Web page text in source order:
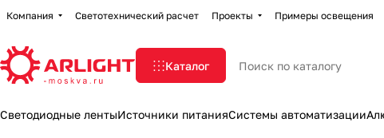
Компания Светотехнический расчет Проекты Примеры освещения
Каталог
Светодиодные лентыИсточники питанияСистемы автоматизации